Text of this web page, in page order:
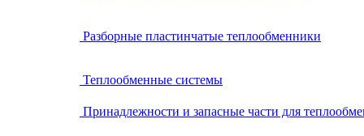
Разборные пластинчатые теплообменники
Теплообменные системы
Принадлежности и запасные части для